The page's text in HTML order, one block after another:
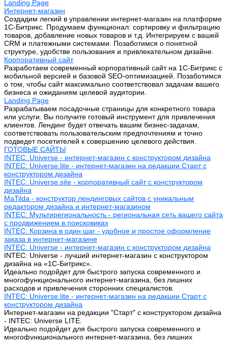
Landing Page
Интернет-магазин
Создадим легкий в управлении интернет-магазин на платформе
1С-Битрикс. Продумаем функционал: сортировку и фильтрацию
товаров, добавление новых товаров и т.д. Интегрируем с вашей
CRM и платежными системами. Позаботимся о понятной
структуре, удобстве пользования и привлекательном дизайне.
Корпоративный сайт
Разработаем современный корпоративный сайт на 1С-Битрикс с
мобильной версией и базовой SEO-оптимизацией. Позаботимся
о том, чтобы сайт максимально соответствовал задачам вашего
бизнеса и ожиданиям целевой аудитории.
Landing Page
Разрабатываем посадочные страницы для конкретного товара
или услуги. Вы получите готовый инструмент для привлечения
клиентов. Лендинг будет отвечать вашим бизнес-задачам,
соответствовать пользовательским предпочтениям и точно
подведет посетителей к совершению целевого действия.
ГОТОВЫЕ САЙТЫ
INTEC: Universe - интернет-магазин с конструктором дизайна
INTEC: Universe.lite - интернет-магазин на редакции Старт с
конструктором дизайна
INTEC: Universe.site - корпоративный сайт с конструктором
дизайна
MaTilda - конструктор лендинговых сайтов с уникальным
редактором дизайна и интернет-магазином
INTEC: Мультирегиональность - региональная сеть вашего сайта
с продвижением в поисковиках
INTEC: Корзина в один шаг - удобное и простое оформление
заказа в интернет-магазине
INTEC: Universe - интернет-магазин с конструктором дизайна
INTEC: Universe - лучший интернет-магазин с конструктором
дизайна на «1C-Битрикс».
Идеально подойдет для быстрого запуска современного и
многофункционального интернет-магазина, без лишних
расходов и привлечения сторонних специалистов.
INTEC: Universe.lite - интернет-магазин на редакции Старт с
конструктором дизайна
Интернет-магазин на редакции "Старт" с конструктором дизайна
- INTEC: Universe LITE.
Идеально подойдет для быстрого запуска современного и
многофункционального интернет-магазина, без лишних